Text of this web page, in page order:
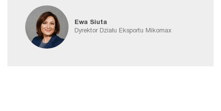
Ewa Siuta
Dyrektor Działu Eksportu Mikomax